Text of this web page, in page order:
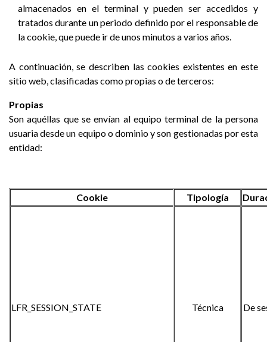
almacenados en el terminal y pueden ser accedidos y
tratados durante un periodo definido por el responsable de
la cookie, que puede ir de unos minutos a varios años.
A continuación, se describen las cookies existentes en este
sitio web, clasificadas como propias o de terceros:
Propias
Son aquéllas que se envían al equipo terminal de la persona
usuaria desde un equipo o dominio y son gestionadas por esta
entidad:
Cookie Tipología
LFR_SESSION_STATE Técnica De